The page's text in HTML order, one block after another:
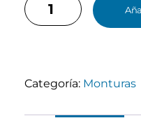
Categoría: Monturas